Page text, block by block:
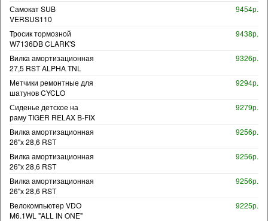
Самокат SUB
VERSUS110
9454р.
Тросик тормозной
W7136DB CLARK'S
9438р.
Вилка амортизационная
27,5 RST ALPHA TNL
9326р.
Метчики ремонтные для
шатунов CYCLO
9294р.
Сиденье детское на
раму TIGER RELAX B-FIX
9279р.
Вилка амортизационная
26"х 28,6 RST
9256р.
Вилка амортизационная
26"х 28,6 RST
9256р.
Вилка амортизационная
26"х 28,6 RST
9256р.
Велокомпьютер VDO
M6.1WL "ALL IN ONE"
9225р.